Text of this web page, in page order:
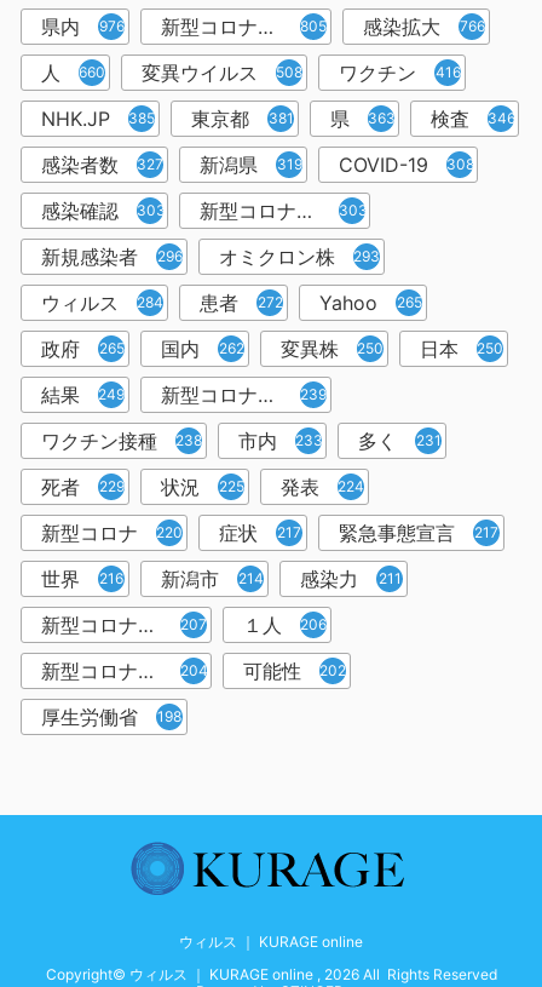
県内 976 新型コロナウイルス感染 805 感染拡大 766
人 660 変異ウイルス 508 ワクチン 416
NHK.JP 385 東京都 381 県 363 検査 346
感染者数 327 新潟県 319 COVID-19 308
感染確認 303 新型コロナウィルス感染症 303
新規感染者 296 オミクロン株 293
ウィルス 284 患者 272 Yahoo 265
政府 265 国内 262 変異株 250 日本 250
結果 249 新型コロナウイルスワクチン 239
ワクチン接種 238 市内 233 多く 231
死者 229 状況 225 発表 224
新型コロナ 220 症状 217 緊急事態宣言 217
世界 216 新潟市 214 感染力 211
新型コロナウイルス感染者 207 １人 206
新型コロナウイルス対策 204 可能性 202
厚生労働省 198
ウィルス ｜ KURAGE online
Copyright© ウィルス ｜ KURAGE online , 2026 All Rights Reserved